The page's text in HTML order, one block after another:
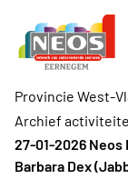
Provincie West-
Archief
27-01-2026
Barbara Dex